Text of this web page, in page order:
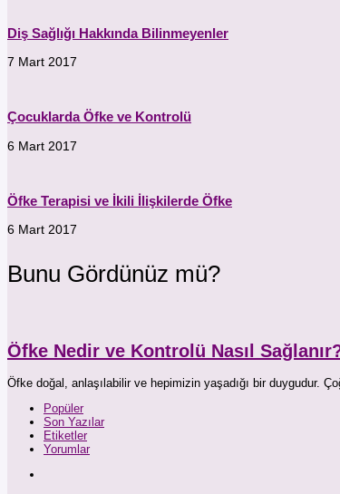
Diş Sağlığı Hakkında Bilinmeyenler
7 Mart 2017
Çocuklarda Öfke ve Kontrolü
6 Mart 2017
Öfke Terapisi ve İkili İlişkilerde Öfke
6 Mart 2017
Bunu Gördünüz mü?
Öfke Nedir ve Kontrolü Nasıl
Öfke doğal, anlaşılabilir ve hepimizin yaşadığı bir duygudur.
Popüler
Son Yazılar
Etiketler
Yorumlar